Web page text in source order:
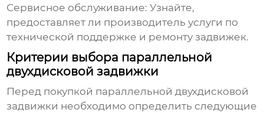
Сервисное обслуживание: Узнайте,
предоставляет ли производитель услуги по
технической поддержке и ремонту задвижек.
Критерии выбора параллельной
двухдисковой задвижки
Перед покупкой параллельной двухдисковой
задвижки необходимо определить следующие